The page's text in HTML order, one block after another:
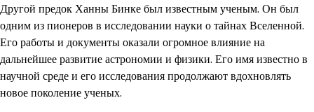
Другой предок Ханны Бинке был известным ученым. Он был
одним из пионеров в исследовании науки о тайнах Вселенной.
Его работы и документы оказали огромное влияние на
дальнейшее развитие астрономии и физики. Его имя известно в
научной среде и его исследования продолжают вдохновлять
новое поколение ученых.